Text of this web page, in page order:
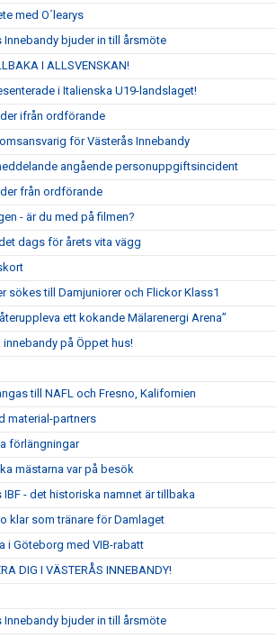
med O´learys
Innebandy bjuder in till årsmöte
I ALLSVENSKAN!
i Italienska U19-landslaget!
ifrån ordförande
för Västerås Innebandy
angående personuppgiftsincident
från ordförande
- är du med på filmen?
dags för årets vita vägg
sökes till Damjuniorer och Flickor Klass1
ett kokande Mälarenergi Arena”
innebandy på Öppet hus!
till NAFL och Fresno, Kalifornien
material-partners
förlängningar
mästarna var på besök
IBF - det historiska namnet är tillbaka
klar som tränare för Damlaget
i Göteborg med VIB-rabatt
DIG I VÄSTERÅS INNEBANDY!
Innebandy bjuder in till årsmöte